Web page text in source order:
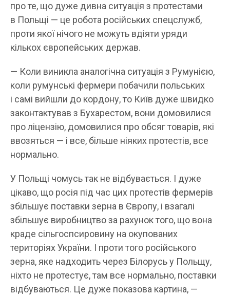
про те, що дуже дивна ситуація з протестами
в Польщі — це робота російських спецслужб,
проти якої нічого не можуть вдіяти уряди
кількох європейських держав.
— Коли виникла аналогічна ситуація з Румунією,
коли румунські фермери побачили польських
і самі вийшли до кордону, то Київ дуже швидко
законтактував з Бухарестом, вони домовилися
про ліцензію, домовилися про обсяг товарів, які
ввозяться — і все, більше ніяких протестів, все
нормально.
У Польщі чомусь так не відбувається. І дуже
цікаво, що росія під час цих протестів фермерів
збільшує поставки зерна в Європу, і взагалі
збільшує виробництво за рахунок того, що вона
краде сільгоспсировину на окупованих
територіях України. І проти того російського
зерна, яке надходить через Білорусь у Польщу,
ніхто не протестує, там все нормально, поставки
відбуваються. Це дуже показова картина, —